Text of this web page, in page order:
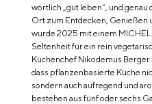
wörtlich „gut leben“, und genau
Ort zum Entdecken, Genießen
wurde 2025 mit einem
Seltenheit für ein rein
Küchenchef Nikodemus Berger
dass pflanzenbasierte Küche
sondern auch aufregend und
bestehen aus fünf oder sechs